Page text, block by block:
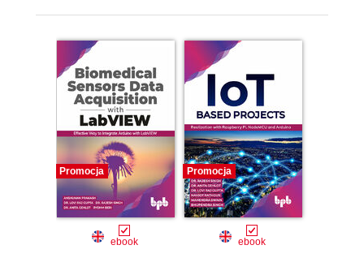
Promocja
ebook
Promocja
ebook